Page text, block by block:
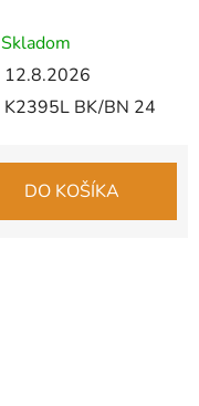
Skladom
12.8.2026
K2395L BK/BN 24
DO KOŠÍKA